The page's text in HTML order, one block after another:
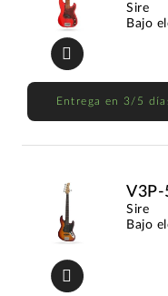
Sire
Bajo
Entrega en 3/5
V3P-
Sire
Bajo